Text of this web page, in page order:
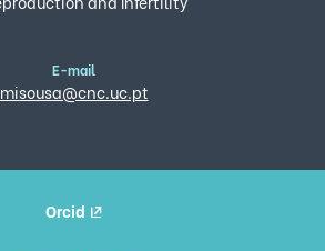
E-mail
misousa@cnc.uc.pt
Orcid